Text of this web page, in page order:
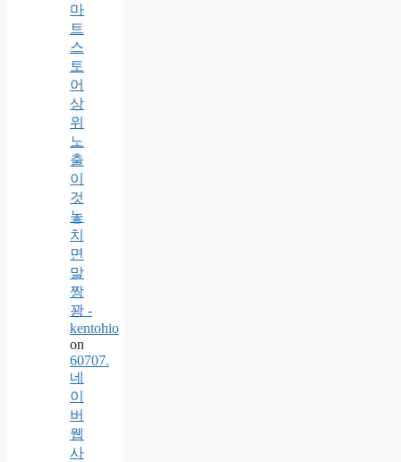
마
트
스
토
어
상
위
노
출
이
것
놓
치
면
말
짱
꽝 -
kentohio
on
60707.
네
이
버
웹
사